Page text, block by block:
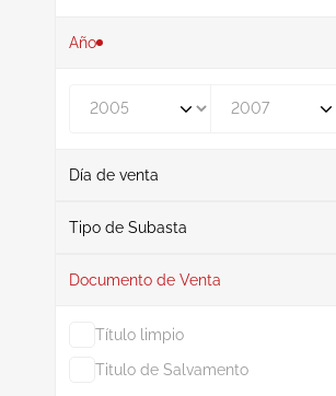
Año
Día de venta
De
Tipo de Subasta
Subasta
Documento de Venta
Título limpio
Titulo de Salvamento